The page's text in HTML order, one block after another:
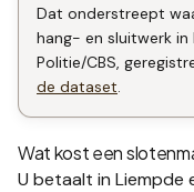
Dat onderstreept
hang- en sluitwerk in
Politie/CBS,
de dataset.
Wat kost een
U betaalt in Liempde